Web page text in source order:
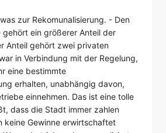
zur Rekomunalisierung. - Den
ein größerer Anteil der
Anteil gehört zwei privaten
in Verbindung mit der Regelung,
eine bestimmte
erhalten, unabhängig davon,
einnehmen. Das ist eine tolle
dass die Stadt immer zahlen
keine Gewinne erwirtschaftet